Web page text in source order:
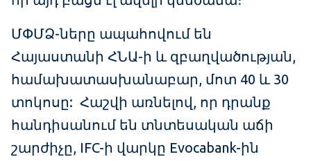
ՄՓՄՁ-ները ապահովում են
Հայաստանի ՀՆԱ-ի և զբաղվածության,
համախատասխանաբար, մոտ 40 և 30
տոկոսը: Հաշվի առնելով, որ դրանք
հանդիսանում են տնտեսական աճի
շարժիչը, IFC-ի վարկը Evocabank-ին